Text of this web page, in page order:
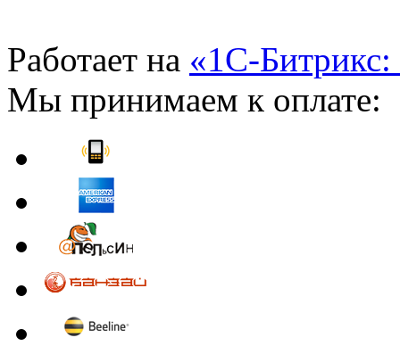
Работает на «1С-Битрикс:
Мы принимаем к оплате: